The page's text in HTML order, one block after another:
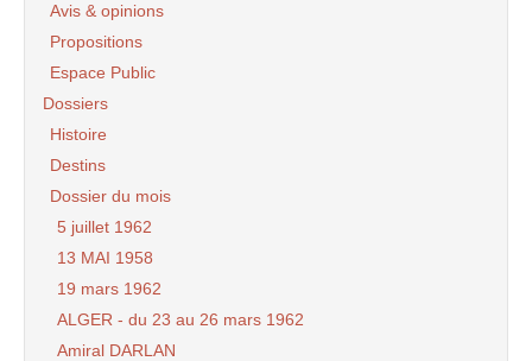
Avis & opinions
Propositions
Espace Public
Dossiers
Histoire
Destins
Dossier du mois
5 juillet 1962
13 MAI 1958
19 mars 1962
ALGER - du 23 au 26 mars 1962
Amiral DARLAN